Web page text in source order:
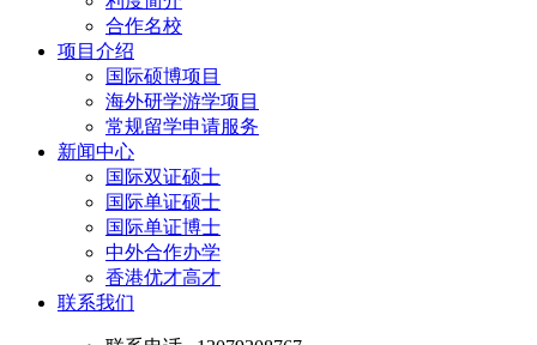
合作名校
项目介绍
国际硕博项目
海外研学游学项目
常规留学申请服务
新闻中心
国际双证硕士
国际单证硕士
国际单证博士
中外合作办学
香港优才高才
联系我们